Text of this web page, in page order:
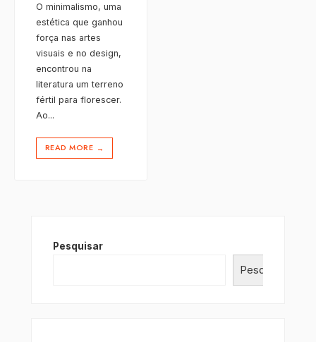
O minimalismo, uma
estética que ganhou
força nas artes
visuais e no design,
encontrou na
literatura um terreno
fértil para florescer.
Ao...
READ MORE →
Pesquisar
Pesquisar